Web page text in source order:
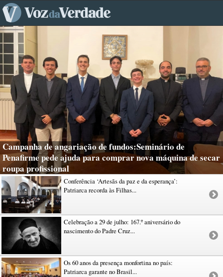
Campanha de angariação de fundos:Seminário de
Penafirme pede ajuda para comprar nova máquina de secar
roupa profissional
Conferência ‘Artesãs da paz e da esperança’:
Patriarca recorda às Filhas...
Celebração a 29 de julho: 167.º aniversário do
nascimento do Padre Cruz...
Os 60 anos da presença monfortina no país:
Patriarca garante no Brasil...